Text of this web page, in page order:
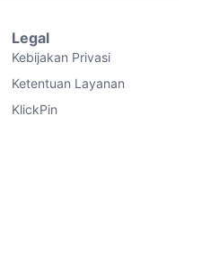
Legal
Kebijakan Privasi
Ketentuan Layanan
KlickPin